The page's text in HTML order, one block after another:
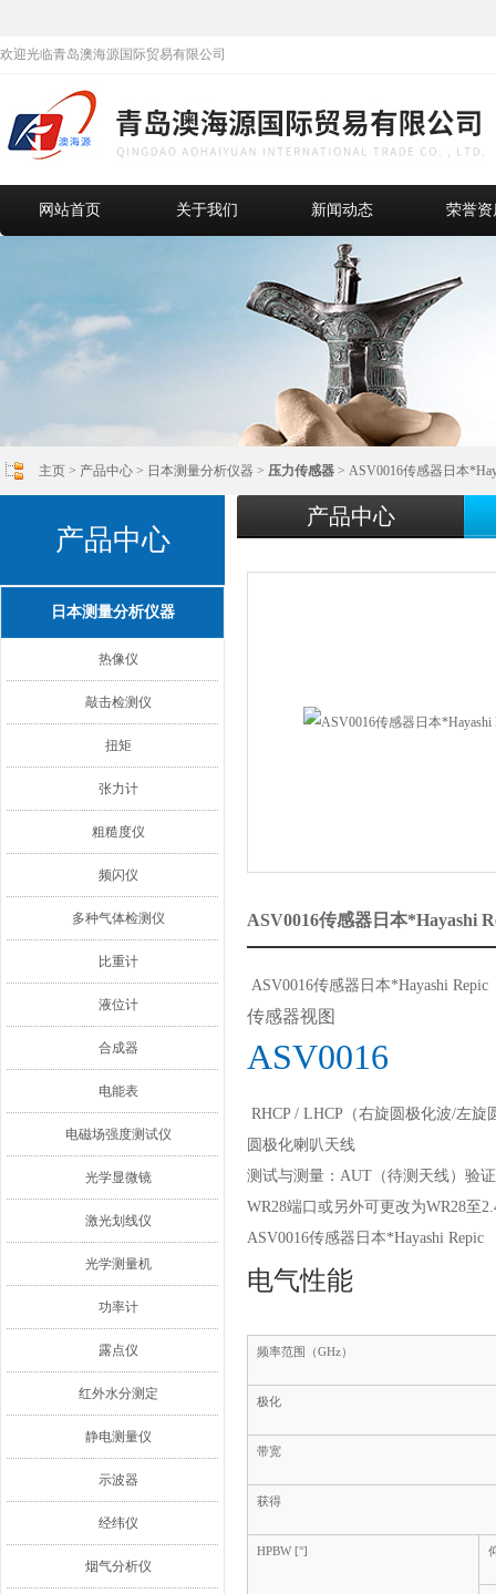
欢迎光临青岛澳海源国际贸易有限公司
网站首页 关于我们 新闻动态 荣誉资
主页 > 产品中心 > 日本测量分析仪器 > 压力传感器 > ASV0016传感器日本
产品中心
日本测量分析仪器
热像仪
敲击检测仪
扭矩
张力计
粗糙度仪
频闪仪
多种气体检测仪
比重计
液位计
合成器
电能表
电磁场强度测试仪
光学显微镜
激光划线仪
光学测量机
功率计
露点仪
红外水分测定
静电测量仪
示波器
经纬仪
烟气分析仪
产品中心
ASV0016传感器日本*Hayashi
ASV0016传感器日本*Hayashi Repic
传感器视图
ASV0016
RHCP / LHCP（右旋圆极化波/左旋
圆极化喇叭天线
测试与测量：AUT（待测天线）验
WR28端口或另外可更改为WR28至
ASV0016传感器日本*Hayashi Repic
电气性能
频率范围（GHz）
极化
带宽
获得
HPBW [°]